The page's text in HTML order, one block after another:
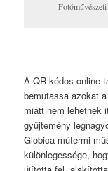
A QR kódos online
bemutassa azokat
miatt nem lehetnek
gyűjtemény
Globica műtermi
különlegessége,